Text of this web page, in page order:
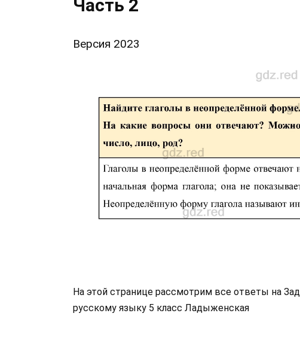
Часть 2
Версия 2023
На этой странице рассмотрим все ответы на
русскому языку 5 класс Ладыженская